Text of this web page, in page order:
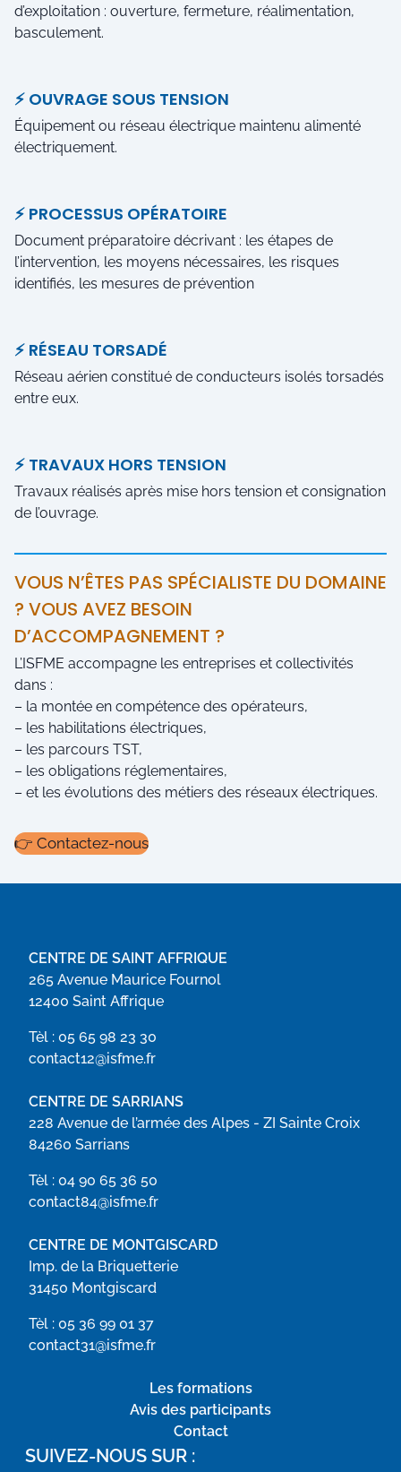
d’exploitation : ouverture, fermeture, réalimentation,
basculement.
⚡ OUVRAGE SOUS TENSION
Équipement ou réseau électrique maintenu alimenté
électriquement.
⚡ PROCESSUS OPÉRATOIRE
Document préparatoire décrivant : les étapes de
l’intervention, les moyens nécessaires, les risques
identifiés, les mesures de prévention
⚡ RÉSEAU TORSADÉ
Réseau aérien constitué de conducteurs isolés torsadés
entre eux.
⚡ TRAVAUX HORS TENSION
Travaux réalisés après mise hors tension et consignation
de l’ouvrage.
VOUS N’ÊTES PAS SPÉCIALISTE DU DOMAINE
? VOUS AVEZ BESOIN
D’ACCOMPAGNEMENT ?
L’ISFME accompagne les entreprises et collectivités
dans :
– la montée en compétence des opérateurs,
– les habilitations électriques,
– les parcours TST,
– les obligations réglementaires,
– et les évolutions des métiers des réseaux électriques.
👉 Contactez-nous
CENTRE DE SAINT AFFRIQUE
265 Avenue Maurice Fournol
12400 Saint Affrique
Tèl : 05 65 98 23 30
contact12@isfme.fr
CENTRE DE SARRIANS
228 Avenue de l’armée des Alpes - ZI Sainte Croix
84260 Sarrians
Tèl : 04 90 65 36 50
contact84@isfme.fr
CENTRE DE MONTGISCARD
Imp. de la Briquetterie
31450 Montgiscard
Tèl : 05 36 99 01 37
contact31@isfme.fr
Les formations
Avis des participants
Contact
SUIVEZ-NOUS SUR :